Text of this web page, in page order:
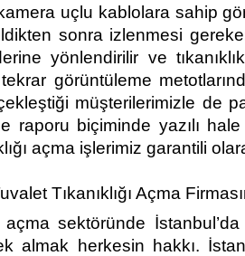
uçlu kablolara sahip
sonra izlenmesi
yönlendirilir ve
görüntüleme
müşterilerimizle de
raporu biçiminde yazılı
açma işlerimiz garantili
Tıkanıklığı Açma
açma sektöründe
almak herkesin hakkı.